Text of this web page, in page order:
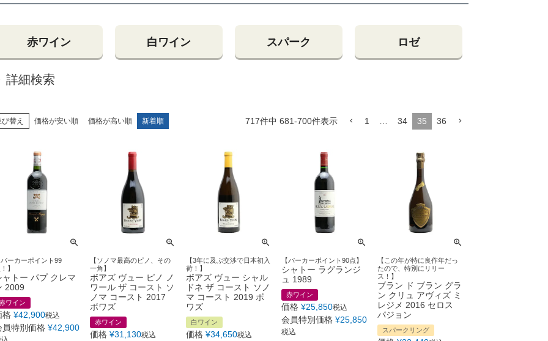
赤ワイン 白ワイン スパーク ロゼ
詳細検索
替え 価格が安い順 価格が高い順 新着順 717件中 681-700件表示 1 34 35 36
ーカーポイント99
】
ャトー パプ クレマ
2009
ワイン
格 ¥42,900税込
員特別価格 ¥42,900
【ソノマ最高のピノ、その
一角】
ボアズ ヴュー ピノ ノ
ワール ザ コースト ソ
ノマ コースト 2017
ボワズ
赤ワイン
価格 ¥31,130税込
【3年に及ぶ交渉で日本初入
荷！】
ボアズ ヴュー シャル
ドネ ザ コースト ソノ
マ コースト 2019 ボ
ワズ
白ワイン
価格 ¥34,650税込
【パーカーポイント90点】
シャトー ラグランジ
ュ 1989
赤ワイン
価格 ¥25,850税込
会員特別価格 ¥25,850
税込
【この年が特に良作年だっ
たので、特別にリリー
ス！】
ブラン ド ブラン グラ
ン クリュ アヴィズ ミ
レジメ 2016 セロス
パジョン
スパークリング